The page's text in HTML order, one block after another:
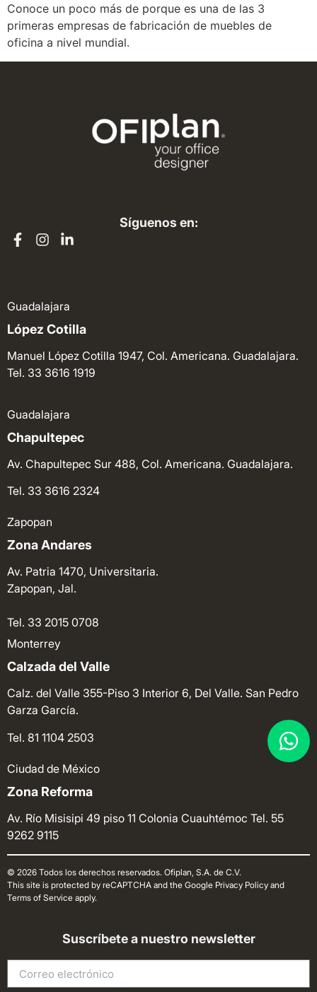
Conoce un poco más de porque es una de las 3
primeras empresas de fabricación de muebles de
oficina a nivel mundial.
Síguenos en:
Guadalajara
López Cotilla
Manuel López Cotilla 1947, Col. Americana. Guadalajara.
Tel. 33 3616 1919
Guadalajara
Chapultepec
Av. Chapultepec Sur 488, Col. Americana. Guadalajara.
Tel. 33 3616 2324
Zapopan
Zona Andares
Av. Patria 1470, Universitaria.
Zapopan, Jal.
Tel. 33 2015 0708
Monterrey
Calzada del Valle
Calz. del Valle 355-Piso 3 Interior 6, Del Valle. San Pedro
Garza García.
Tel. 81 1104 2503
Ciudad de México
Zona Reforma
Av. Río Misisipi 49 piso 11 Colonia Cuauhtémoc Tel. 55
9262 9115
© 2026 Todos los derechos reservados. Ofiplan, S.A. de C.V.
This site is protected by reCAPTCHA and the Google Privacy Policy and
Terms of Service apply.
Suscríbete a nuestro newsletter